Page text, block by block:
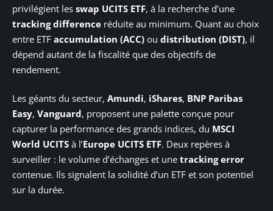
privilégient les swap UCITS ETF, à la recherche d’une
tracking difference réduite au minimum. Quant au choix
entre ETF accumulation (ACC) ou distribution (DIST), il
dépend autant de la fiscalité que des objectifs de
rendement.
Les géants du secteur, Amundi, iShares, BNP Paribas
Easy, Vanguard, proposent une palette conçue pour
capturer la performance des grands indices, du MSCI
World UCITS à l’Europe UCITS ETF. Deux repères à
surveiller : le volume d’échanges et une tracking error
contenue. Ils signalent la solidité d’un ETF et son potentiel
sur la durée.